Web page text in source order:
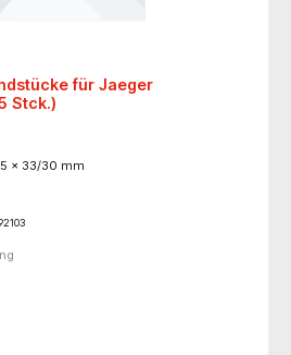
für Jaeger
Stck.)
x 33/30 mm